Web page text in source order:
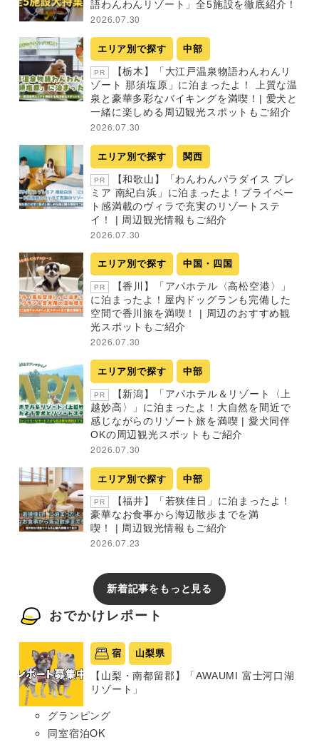
語わんわんリゾート」全5施設を徹底紹介！
2026.07.30
エリア別で探す 中部
PR
【栃木】「大江戸温泉物語わんわんリ
ゾート 那須塩原」に泊まったよ！ 上質な温
泉と豪華多彩なバイキングを満喫！| 愛犬と
一緒に楽しめる周辺観光スポットもご紹介
2026.07.30
エリア別で探す 関西
PR
【和歌山】「わんわんパラダイス プレ
ミア 南紀白浜」に泊まったよ！プライベー
ト感満載のヴィラで充実のリゾートステ
イ！ | 周辺観光情報もご紹介
2026.07.30
エリア別で探す 中国・四国
PR
【香川】「アパホテル〈高松空港〉」
に泊まったよ！屋内ドッグランも完備した
空間で香川旅を満喫！ | 周辺のおすすめ観
光スポットもご紹介
2026.07.30
エリア別で探す 中部
PR
【新潟】「アパホテル＆リゾート〈上
越妙高〉」に泊まったよ！大自然を間近で
感じながらのリゾート旅を満喫 | 愛犬同伴
OKの周辺観光スポットもご紹介
2026.07.30
エリア別で探す 中部
PR
【福井】「若狭佳日」に泊まったよ！
豪華なお食事から海辺散歩までを満
喫！ | 周辺観光情報もご紹介
2026.07.23
新着記事をもっと見る
おでかけレポート
宿 山梨県
【山梨・南都留郡】「AWAUMI 富士河口湖
リゾート」
グランピング
同室宿泊OK